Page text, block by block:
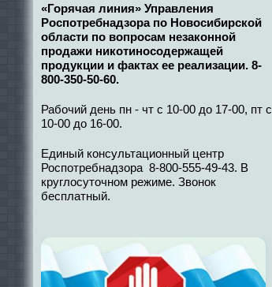
«Горячая линия» Управления
Роспотребнадзора по Новосибирской
области по вопросам незаконной
продажи никотиносодержащей
продукции и фактах ее реализации. 8-
800-350-50-60.
Рабочий день пн - чт с 10-00 до 17-00, пт с
10-00 до 16-00.
Единый консультационный центр
Роспотребнадзора 8-800-555-49-43. В
круглосуточном режиме. Звонок
бесплатный.